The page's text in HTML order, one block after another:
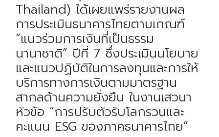
Thailand) ได้เผยแพร่รายงานผล
การประเมินธนาคารไทยตามเกณฑ์
“แนวร่วมการเงินที่เป็นธรรม
นานาชาติ” ปีที่ 7 ซึ่งประเมินนโยบาย
และแนวปฏิบัติในการลงทุนและการให้
บริการทางการเงินตามมาตรฐาน
สากลด้านความยั่งยืน ในงานเสวนา
หัวข้อ “การปรับตัวรับโลกรวนและ
คะแนน ESG ของภาคธนาคารไทย”